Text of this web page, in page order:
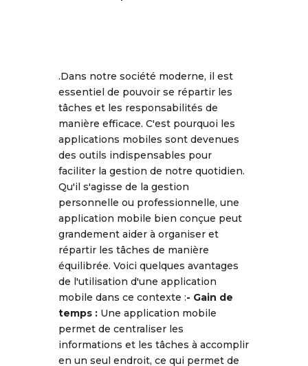
.Dans notre société moderne, il est
essentiel de pouvoir se répartir les
tâches et les responsabilités de
manière efficace. C'est pourquoi les
applications mobiles sont devenues
des outils indispensables pour
faciliter la gestion de notre quotidien.
Qu'il s'agisse de la gestion
personnelle ou professionnelle, une
application mobile bien conçue peut
grandement aider à organiser et
répartir les tâches de manière
équilibrée. Voici quelques avantages
de l'utilisation d'une application
mobile dans ce contexte :- Gain de
temps : Une application mobile
permet de centraliser les
informations et les tâches à accomplir
en un seul endroit, ce qui permet de